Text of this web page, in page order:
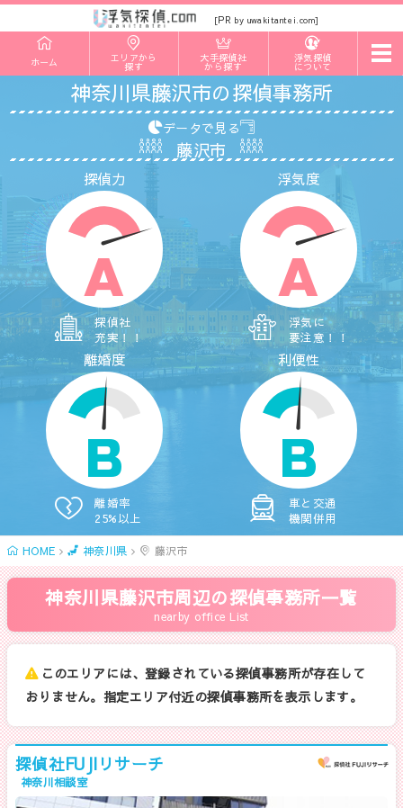
[PR by uwakitantei.com]
ホーム エリアから
探す
大手探偵社
から探す
浮気探偵
について
t
o
g
v
o
神奈川県藤沢市の探偵事務所
探偵力
A
探偵社
充実！！
浮気度
A
浮気に
要注意！！
データで見る
藤沢市
離婚度
B
離婚率
25%以上
利便性
B
車と交通
機関併用
HOME 神奈川県 藤沢市
神奈川県藤沢市周辺の探偵事務所一覧
nearby office List
このエリアには、登録されている探偵事務所が存在して
おりません。指定エリア付近の探偵事務所を表示します。
探偵社FUJIリサーチ
神奈川相談室